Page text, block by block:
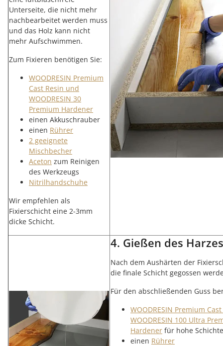
Unterseite, die nicht mehr
nachbearbeitet werden muss
und das Holz kann nicht
mehr Aufschwimmen.
Zum Fixieren benötigen Sie:
WOODRESIN Premium
Cast Resin und
WOODRESIN 30
Premium Hardener
einen Akkuschrauber
einen Rührer
2 geeignete
Mischbecher
Aceton zum Reinigen
des Werkzeugs
Nitrilhandschuhe
Wir empfehlen als
Fixierschicht eine 2-3mm
dicke Schicht.
4. Gießen des Harzes
Nach dem Aushärten der
die finale Schicht gegossen
Für den abschließenden Guss
WOODRESIN Premium
WOODRESIN 100 Ultra
Hardener für hohe
einen Rührer